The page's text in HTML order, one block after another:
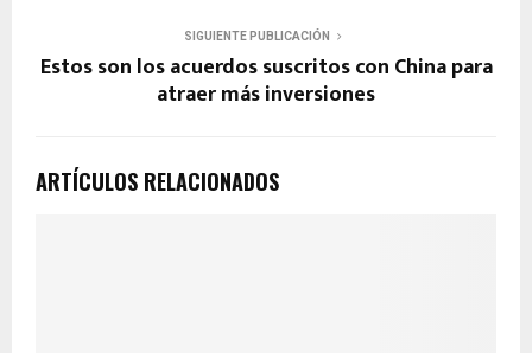
SIGUIENTE PUBLICACIÓN
Estos son los acuerdos suscritos con China para
atraer más inversiones
ARTÍCULOS RELACIONADOS